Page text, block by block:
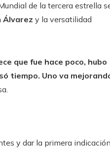
de la tercera estrella
Álvarez y la versatilidad
que fue hace poco, hubo
tiempo. Uno va
y dar la primera